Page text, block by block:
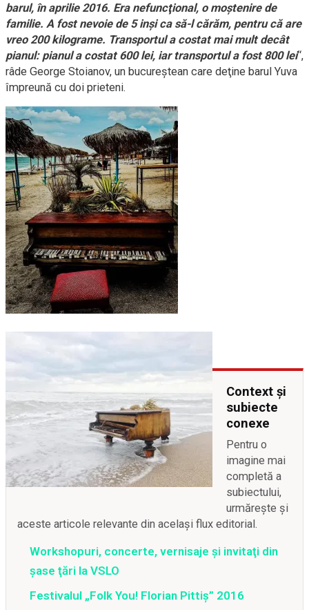
barul, în aprilie 2016. Era nefuncţional, o moştenire de
familie. A fost nevoie de 5 inşi ca să-l cărăm, pentru că are
vreo 200 kilograme. Transportul a costat mai mult decât
pianul: pianul a costat 600 lei, iar transportul a fost 800 lei“,
râde George Stoianov, un bucureştean care deţine barul Yuva
împreună cu doi prieteni.
Context și
subiecte
conexe
Pentru o
imagine mai
completă a
subiectului,
urmărește și
aceste articole relevante din același flux editorial.
Workshopuri, concerte, vernisaje şi invitaţi din
şase ţări la VSLO
Festivalul „Folk You! Florian Pittiş” 2016